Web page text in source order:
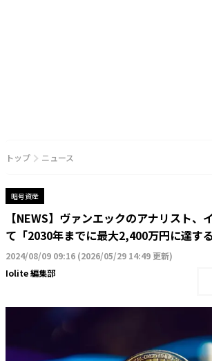
トップ ニュース
暗号資産
【NEWS】ヴァンエックのアナリスト、
て「2030年までに最大2,400万円に達す
2024/08/09 09:16 (2026/05/29 14:49 更新)
Iolite 編集部